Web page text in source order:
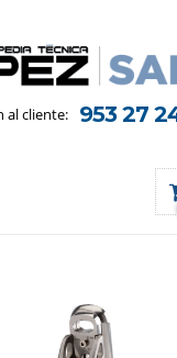
953 27